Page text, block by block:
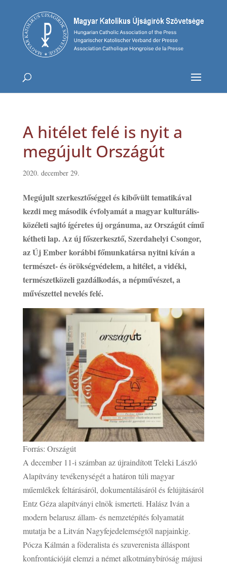
A hitélet felé is nyit a
megújult Országút
2020. december 29.
Megújult szerkesztőséggel és kibővült tematikával
kezdi meg második évfolyamát a magyar kulturális-
közéleti sajtó ígéretes új orgánuma, az Országút című
kétheti lap. Az új főszerkesztő, Szerdahelyi Csongor,
az Új Ember korábbi főmunkatársa nyitni kíván a
természet- és örökségvédelem, a hitélet, a vidéki,
természetközeli gazdálkodás, a népművészet, a
művészettel nevelés felé.
Forrás: Országút
A december 11-i számban az újraindított Teleki László
Alapítvány tevékenységét a határon túli magyar
műemlékek feltárásáról, dokumentálásáról és felújításáról
Entz Géza alapítványi elnök ismerteti. Halász Iván a
modern belarusz állam- és nemzetépítés folyamatát
mutatja be a Litván Nagyfejedelemségtől napjainkig.
Pócza Kálmán a föderalista és szuverenista álláspont
konfrontációját elemzi a német alkotmánybíróság májusi